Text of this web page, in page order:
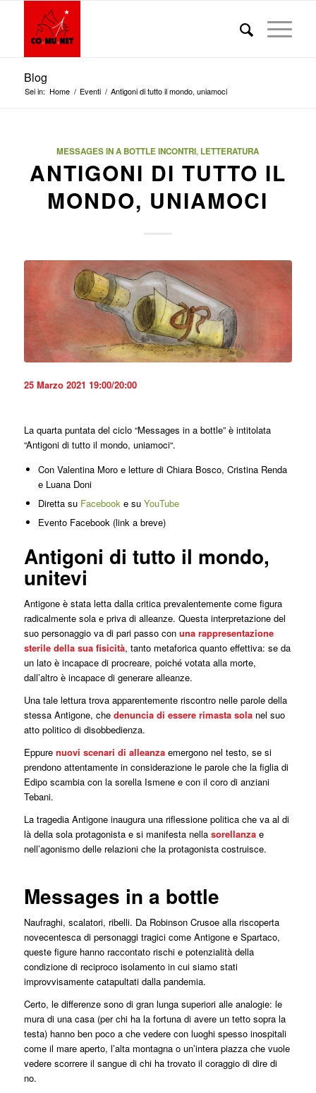
Blog
Sei in: Home / Eventi / Antigoni di tutto il mondo, uniamoci
MESSAGES IN A BOTTLE INCONTRI, LETTERATURA
ANTIGONI DI TUTTO IL
MONDO, UNIAMOCI
25 Marzo 2021 19:00/20:00
La quarta puntata del ciclo “Messages in a bottle” è intitolata
“Antigoni di tutto il mondo, uniamoci“.
Con Valentina Moro e letture di Chiara Bosco, Cristina Renda
e Luana Doni
Diretta su Facebooke su YouTube
Evento Facebook (link a breve)
Antigoni di tutto il mondo,
unitevi
Antigone è stata letta dalla critica prevalentemente come figura
radicalmente sola e priva di alleanze. Questa interpretazione del
suo personaggio va di pari passo con una rappresentazione
sterile della sua fisicità, tanto metaforica quanto effettiva: se da
un lato è incapace di procreare, poiché votata alla morte,
dall’altro è incapace di generare alleanze.
Una tale lettura trova apparentemente riscontro nelle parole della
stessa Antigone, che denuncia di essere rimasta solanel suo
atto politico di disobbedienza.
Eppure nuovi scenari di alleanzaemergono nel testo, se si
prendono attentamente in considerazione le parole che la figlia di
Edipo scambia con la sorella Ismene e con il coro di anziani
Tebani.
La tragedia Antigone inaugura una riflessione politica che va al di
là della sola protagonista e si manifesta nella sorellanzae
nell’agonismo delle relazioni che la protagonista costruisce.
Messages in a bottle
Naufraghi, scalatori, ribelli. Da Robinson Crusoe alla riscoperta
novecentesca di personaggi tragici come Antigone e Spartaco,
queste figure hanno raccontato rischi e potenzialità della
condizione di reciproco isolamento in cui siamo stati
improvvisamente catapultati dalla pandemia.
Certo, le differenze sono di gran lunga superiori alle analogie: le
mura di una casa (per chi ha la fortuna di avere un tetto sopra la
testa) hanno ben poco a che vedere con luoghi spesso inospitali
come il mare aperto, l’alta montagna o un’intera piazza che vuole
vedere scorrere il sangue di chi ha trovato il coraggio di dire di
no.